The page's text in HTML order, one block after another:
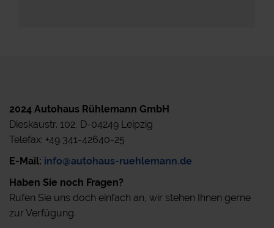
2024 Autohaus Rühlemann GmbH
Dieskaustr. 102, D-04249 Leipzig
Telefax: +49 341-42640-25
E-Mail: info@autohaus-ruehlemann.de
Haben Sie noch Fragen?
Rufen Sie uns doch einfach an, wir stehen Ihnen gerne
zur Verfügung.